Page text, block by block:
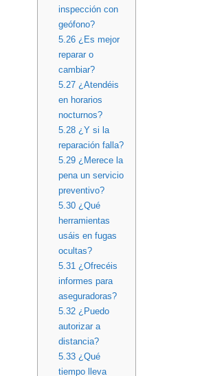
inspección con
geófono?
5.26¿Es mejor
reparar o
cambiar?
5.27¿Atendéis
en horarios
nocturnos?
5.28¿Y si la
reparación falla?
5.29¿Merece la
pena un servicio
preventivo?
5.30¿Qué
herramientas
usáis en fugas
ocultas?
5.31 ¿Ofrecéis
informes para
aseguradoras?
5.32¿Puedo
autorizar a
distancia?
5.33¿Qué
tiempo lleva